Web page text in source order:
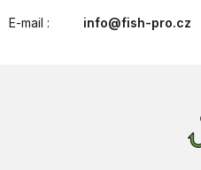
E-mail : info@fish-pro.cz